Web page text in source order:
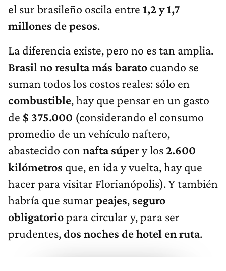
el sur brasileño oscila entre 1,2 y 1,7
millones de pesos.
La diferencia existe, pero no es tan amplia.
Brasil no resulta más barato cuando se
suman todos los costos reales: sólo en
combustible, hay que pensar en un gasto
de $ 375.000 (considerando el consumo
promedio de un vehículo naftero,
abastecido con nafta súpery los2.600
kilómetros que, en ida y vuelta, hay que
hacer para visitar Florianópolis). Y también
habría que sumar peajes, seguro
obligatoriopara circular y, para ser
prudentes,dos noches de hotel en ruta.